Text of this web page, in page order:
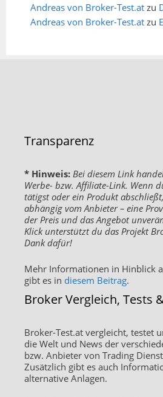
Andreas von Broker-Test.at zu
Andreas von Broker-Test.at zu
Transparenz
* Hinweis: Bei diesem Link
Werbe- bzw. Affiliate-Link. Wenn
tätigst oder ein Produkt
abhängig vom Anbieter – eine
der Preis und das Angebot
Klick unterstützt du das Projekt
Dank dafür!
Mehr Informationen in Hinblick
gibt es in diesem Beitrag.
Broker Vergleich, Tests
Broker-Test.at vergleicht, testet
die Welt und News der
bzw. Anbieter von Trading
Zusätzlich gibt es auch
alternative Anlagen.